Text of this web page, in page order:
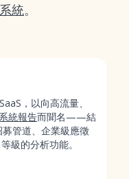
統。
，以向高流量、
統報告而聞名——結
管道、企業級應徵
級的分析功能。